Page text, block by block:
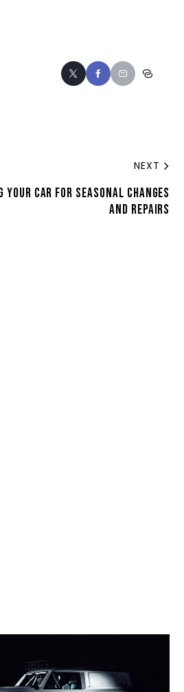
NEXT
YOUR CAR FOR SEASONAL CHANGES
AND REPAIRS